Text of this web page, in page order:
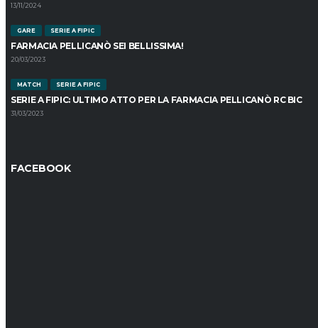
13/11/2024
GARE SERIE A FIPIC
FARMACIA PELLICANÒ SEI BELLISSIMA!
20/03/2023
MATCH SERIE A FIPIC
SERIE A FIPIC: ULTIMO ATTO PER LA FARMACIA PELLICANÒ RC BIC
31/03/2023
FACEBOOK